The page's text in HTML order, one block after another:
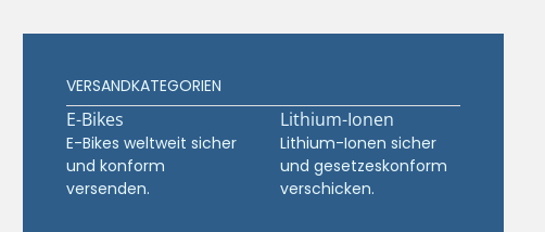
VERSANDKATEGORIEN
E-Bikes
E-Bikes weltweit sicher
und konform
versenden.
Lithium-Ionen
Lithium-Ionen sicher
und gesetzeskonform
verschicken.